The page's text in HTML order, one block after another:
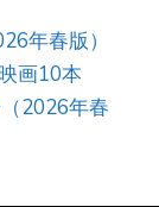
年春版）
画10本
2026年春